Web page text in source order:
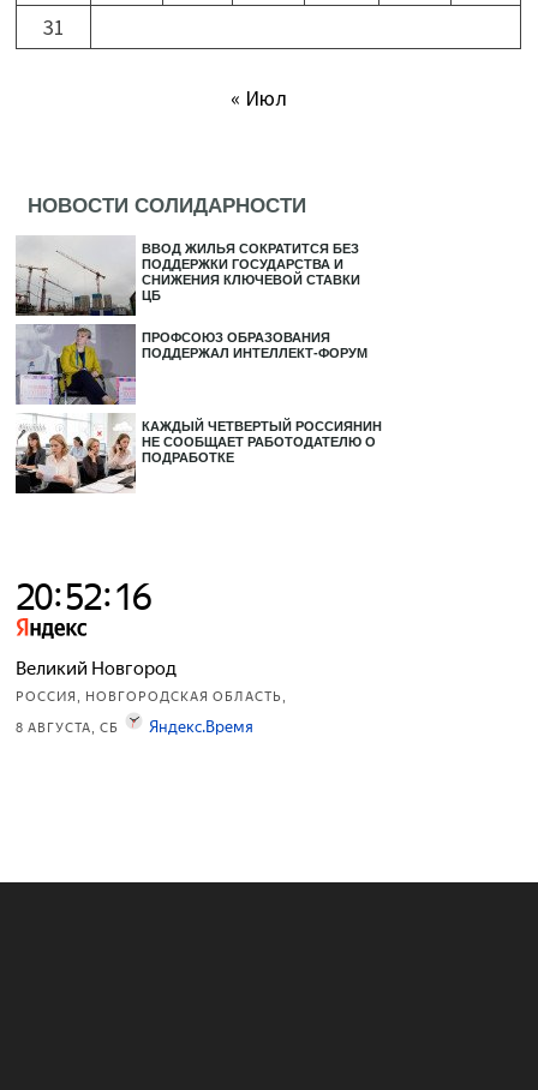
31
« Июл
НОВОСТИ СОЛИДАРНОСТИ
ВВОД ЖИЛЬЯ СОКРАТИТСЯ БЕЗ
ПОДДЕРЖКИ ГОСУДАРСТВА И
СНИЖЕНИЯ КЛЮЧЕВОЙ СТАВКИ
ЦБ
ПРОФСОЮЗ ОБРАЗОВАНИЯ
ПОДДЕРЖАЛ ИНТЕЛЛЕКТ-ФОРУМ
КАЖДЫЙ ЧЕТВЕРТЫЙ РОССИЯНИН
НЕ СООБЩАЕТ РАБОТОДАТЕЛЮ О
ПОДРАБОТКЕ